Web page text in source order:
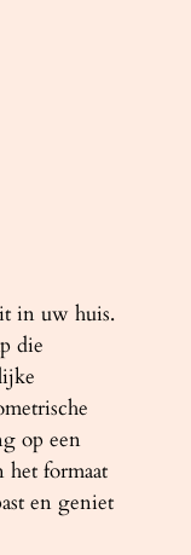
in uw huis.
die
op een
formaat
en geniet